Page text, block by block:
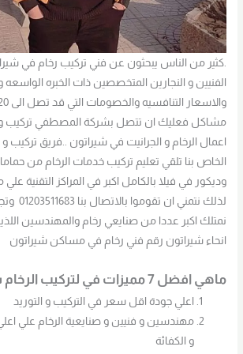
.كثير من الناس يبحثون عن فني تركيب رخام في
الفنيين و النجارين المتخصصين ذات الخبره الواسعه
مشاكل فعليك ان تتصل بشركة المصطفي تركيب
اعمال الرخام و الجرانيت في شيراتون ..فريق تركيب و
الخاص بنا تلقي تعليم تركيب خدمات الرخام من
وديكور في فيلا بالكامل اكبر في المراكز التقنية
لذلك
نمتلك اكبر عددا من صنايعي رخام والمهندسين
انحاء شيراتون رقم فني رخام في مساكن شيراتون
ماهي افضل 7 مميزات في لتركيب الرخام شيراتون
اعلي جودة اقل سعر في التركيب و التوريد
مهندسين و فنيين و صنايعية الرخام علي
و الكفائة